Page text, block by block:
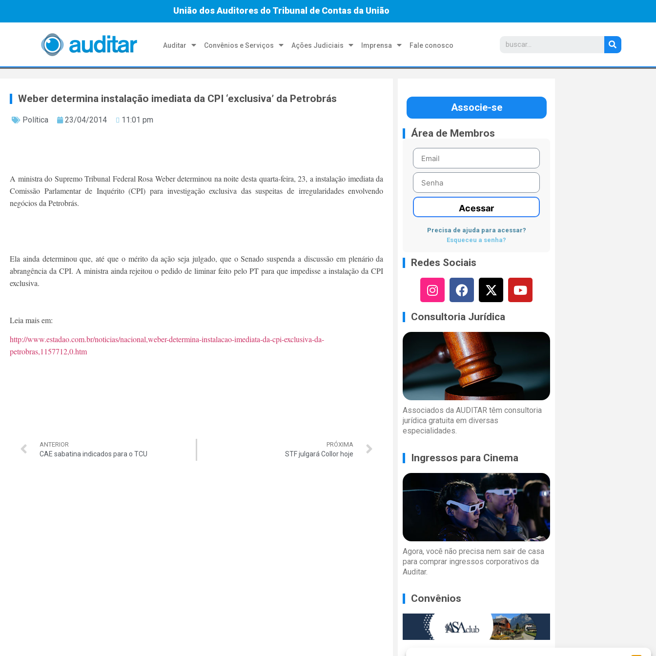
União dos Auditores do Tribunal de Contas da União
Auditar Convênios e Serviços Ações Judiciais Imprensa Fale conosco
Weber determina instalação imediata da CPI ‘exclusiva’ da Petrobrás
Política 23/04/2014 11:01 pm
A ministra do Supremo Tribunal Federal Rosa Weber determinou na noite desta quarta-feira, 23, a instalação imediata da
Comissão Parlamentar de Inquérito (CPI) para investigação exclusiva das suspeitas de irregularidades envolvendo
negócios da Petrobrás.
Ela ainda determinou que, até que o mérito da ação seja julgado, que o Senado suspenda a discussão em plenário da
abrangência da CPI. A ministra ainda rejeitou o pedido de liminar feito pelo PT para que impedisse a instalação da CPI
exclusiva.
Leia mais em:
http://www.estadao.com.br/noticias/nacional,weber-determina-instalacao-imediata-da-cpi-exclusiva-da-
petrobras,1157712,0.htm
ANTERIOR
CAE sabatina indicados para o TCU
PRÓXIMA
STF julgará Collor hoje
Associe-se
Área de Membros
Acessar
Precisa de ajuda para acessar?
Esqueceu a senha?
Redes Sociais
Consultoria Jurídica
Associados da AUDITAR têm consultoria
jurídica gratuita em diversas
especialidades.
Ingressos para Cinema
Agora, você não precisa nem sair de casa
para comprar ingressos corporativos da
Auditar.
Convênios